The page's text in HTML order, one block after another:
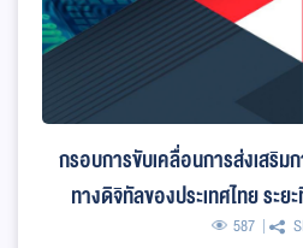
กรอบการขับเคลื่อนการส่งเสริ
ทางดิจิทัลของประเทศไทย ระ
587